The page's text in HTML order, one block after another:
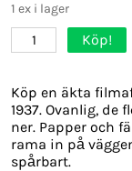
1 ex i lager
1 Köp!
Köp en äkta
1937. Ovanlig, de
ner. Papper och
rama in på
spårbart.